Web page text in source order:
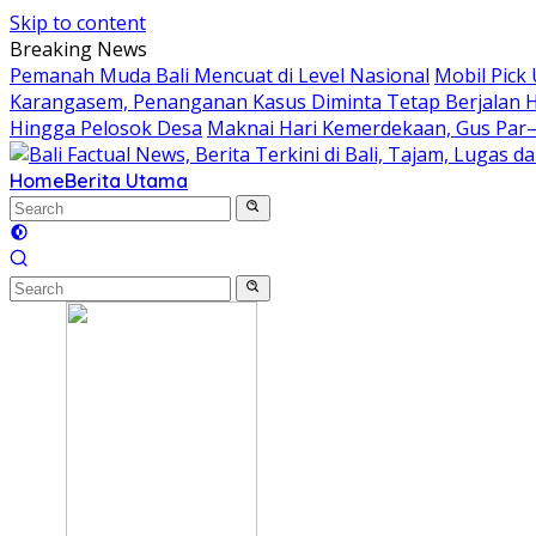
Skip to content
Breaking News
Pemanah Muda Bali Mencuat di Level Nasional Mobil Pick
Karangasem, Penanganan Kasus Diminta Tetap Berjalan
Hingga Pelosok Desa Maknai Hari Kemerdekaan, Gus
HomeBerita Utama